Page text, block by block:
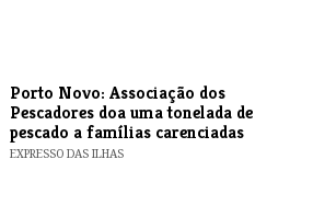
​Porto Novo: Associação dos
Pescadores doa uma tonelada de
pescado a famílias carenciadas
EXPRESSO DAS ILHAS